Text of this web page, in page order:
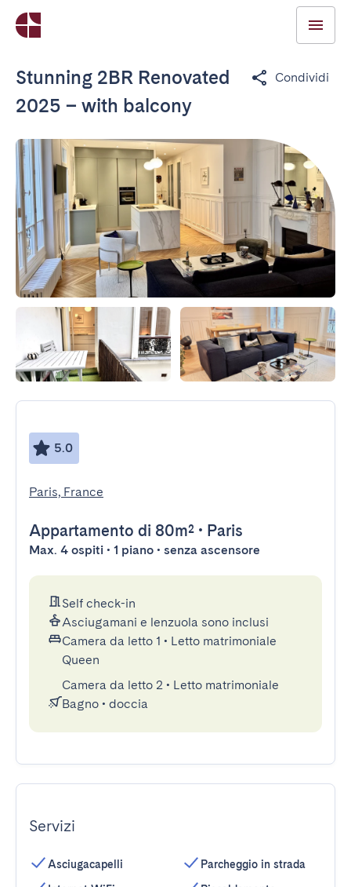
Stunning 2BR Renovated
2025 – with balcony
Condividi
5.0
Paris, France
Appartamento di 80m² • Paris
Max. 4 ospiti • 1 piano • senza ascensore
Self check-in
Asciugamani e lenzuola sono inclusi
Camera da letto 1 • Letto matrimoniale
Queen
Camera da letto 2 • Letto matrimoniale
Bagno • doccia
Servizi
Asciugacapelli
Parcheggio in strada